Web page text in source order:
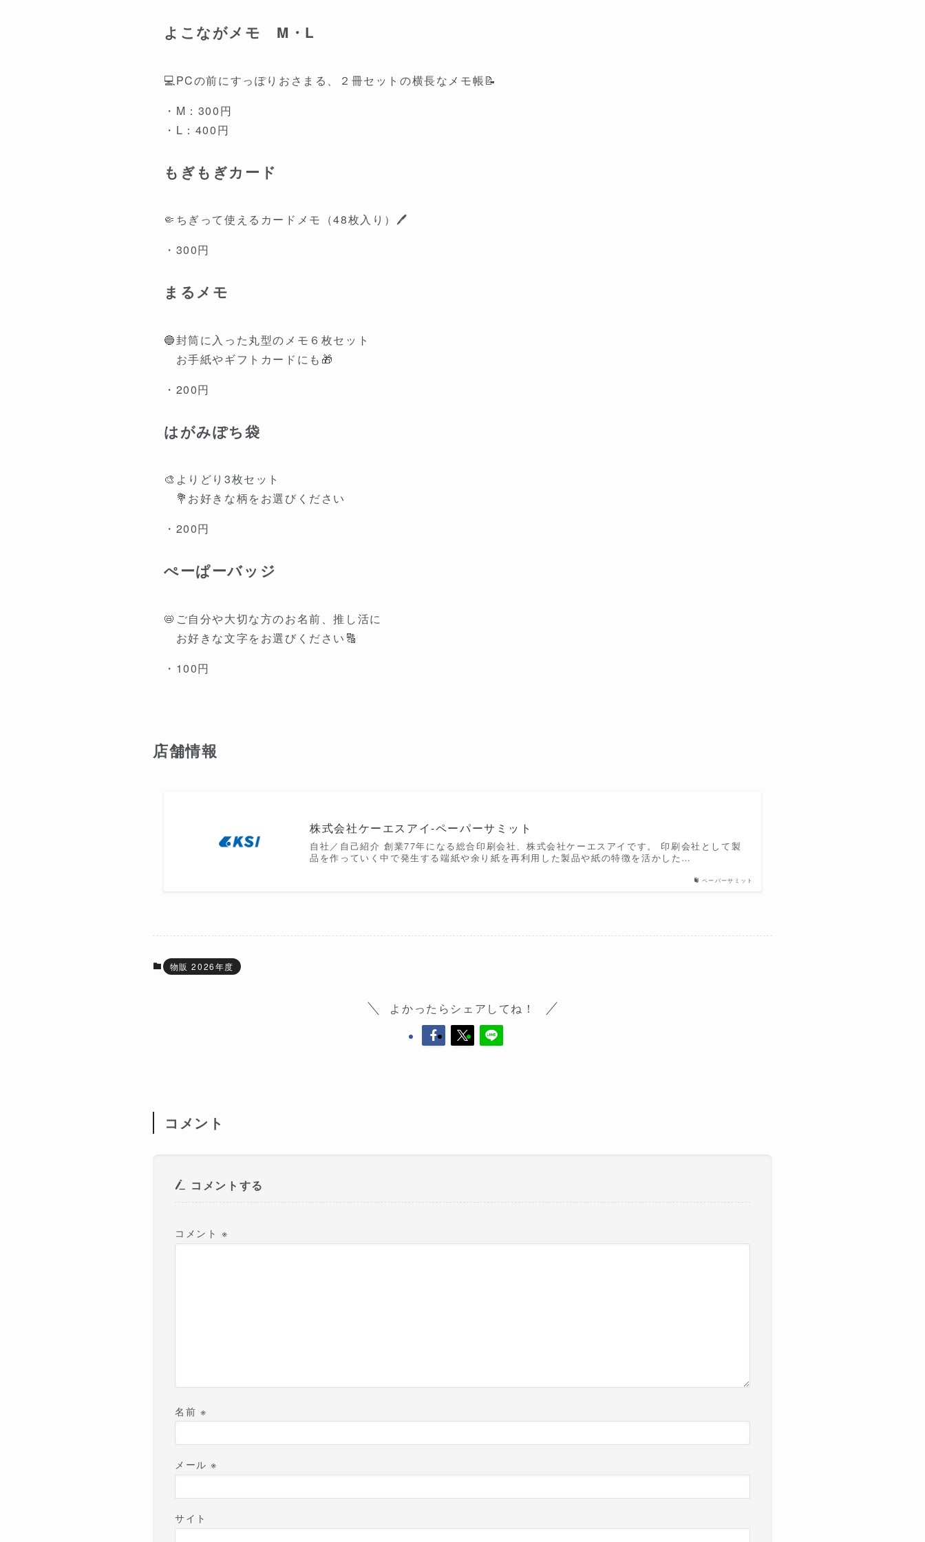
よこながメモ M・L
💻PCの前にすっぽりおさまる、２冊セットの横長なメモ帳📝
・M：300円
・L：400円
もぎもぎカード
🤏ちぎって使えるカードメモ（48枚入り）🖊️
・300円
まるメモ
🔵封筒に入った丸型のメモ６枚セット
お手紙やギフトカードにも🎁
・200円
はがみぽち袋
🎨よりどり3枚セット
💐お好きな柄をお選びください
・200円
ぺーぱーバッジ
📛ご自分や大切な方のお名前、推し活に
お好きな文字をお選びください🔠
・100円
店舗情報
ペーパーサミット
株式会社ケーエスアイ-ペーパーサミット
自社／自己紹介 創業77年になる総合印刷会社、株式会社ケーエスアイです。 印刷会社として製
品を作っていく中で発生する端紙や余り紙を再利用した製品や紙の特徴を活かした…
物販 2026年度
よかったらシェアしてね！
コメント
コメントする
コメント ※
名前 ※
メール※
サイト